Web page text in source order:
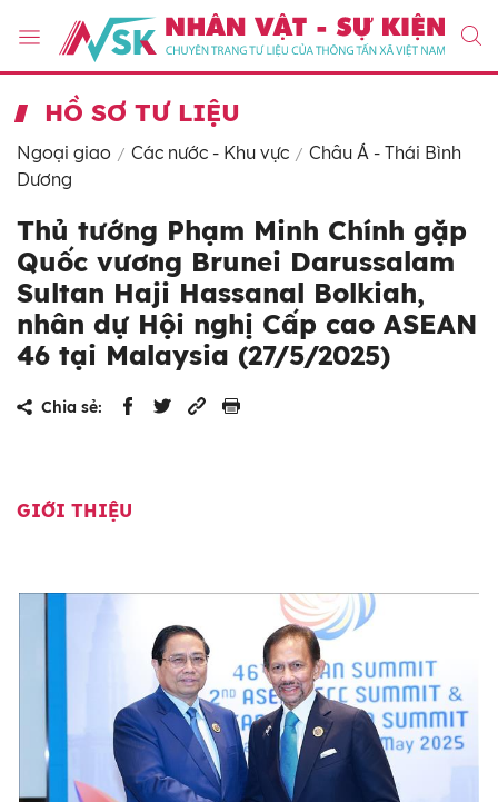
HỒ SƠ TƯ LIỆU
Ngoại giao Các nước - Khu vực
Châu Á - Thái Bình
Dương
Thủ tướng Phạm Minh Chính gặp
Quốc vương Brunei Darussalam
Sultan Haji Hassanal Bolkiah,
nhân dự Hội nghị Cấp cao ASEAN
46 tại Malaysia (27/5/2025)
Chia sẻ:
GIỚI THIỆU